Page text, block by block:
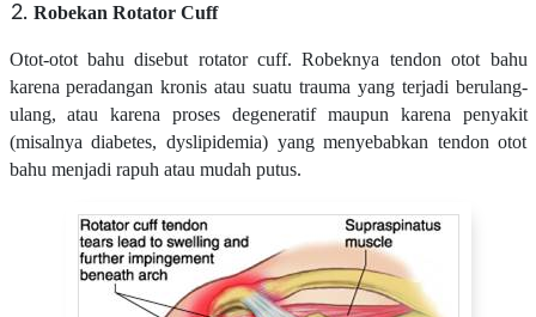
Robekan Rotator Cuff
Otot-otot bahu disebut rotator cuff. Robeknya tendon otot bahu
karena peradangan kronis atau suatu trauma yang terjadi berulang-
ulang, atau karena proses degeneratif maupun karena penyakit
(misalnya diabetes, dyslipidemia) yang menyebabkan tendon otot
bahu menjadi rapuh atau mudah putus.